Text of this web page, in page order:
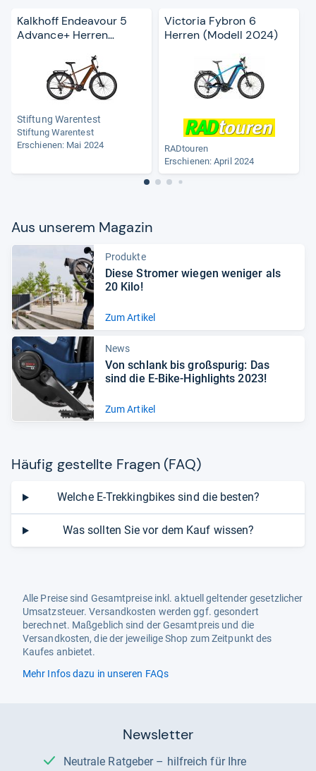
Kalkhoff Endeavour 5
Advance+ Herren
Stiftung Warentest
Stiftung Warentest
Erschienen: Mai 2024
Victoria Fybron 6
Herren (Modell 2024)
RADtouren
Erschienen: April 2024
Aus unse­rem Maga­zin
Produkte
Diese Stro­mer wie­gen weni­ger als
20 Kilo!
Zum Artikel
News
Von schlank bis groß­spu­rig: Das
sind die E-​Bike-​High­lights 2023!
Zum Artikel
Häu­fig gestellte Fra­gen (FAQ)
Welche E-Trekkingbikes sind die besten?
Was sollten Sie vor dem Kauf wissen?
Alle Preise sind Gesamtpreise inkl. aktuell geltender gesetzlicher
Umsatzsteuer. Versandkosten werden ggf. gesondert
berechnet. Maßgeblich sind der Gesamtpreis und die
Versandkosten, die der jeweilige Shop zum Zeitpunkt des
Kaufes anbietet.
Mehr Infos dazu in unseren FAQs
Newsletter
Neutrale Ratgeber – hilfreich für Ihre